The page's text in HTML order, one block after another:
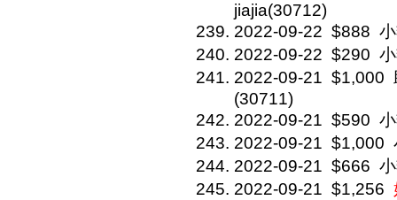
jiajia(30712)
2022-09-22 $888
2022-09-22 $290
2022-09-21 $1,000
(30711)
2022-09-21 $590
2022-09-21 $1,000
2022-09-21 $666
2022-09-21 $1,256